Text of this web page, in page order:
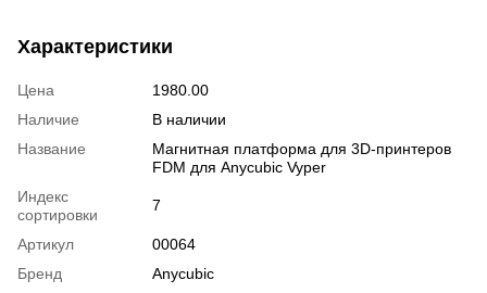
Характеристики
Цена
1980.00
Наличие
В наличии
Название
Магнитная платформа для 3D-принтеров
FDM для Аnycubic Vyper
Индекс
сортировки
7
Артикул
00064
Бренд
Anycubic